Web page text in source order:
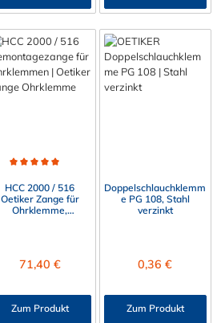
HCC 2000 / 516
Oetiker Zange für
Ohrklemme,
Regulärer Preis:
71,40 €
Zum Produkt
Doppelschlauchklemm
e PG 108, Stahl
verzinkt
Regulärer Preis:
0,36 €
Zum Produkt